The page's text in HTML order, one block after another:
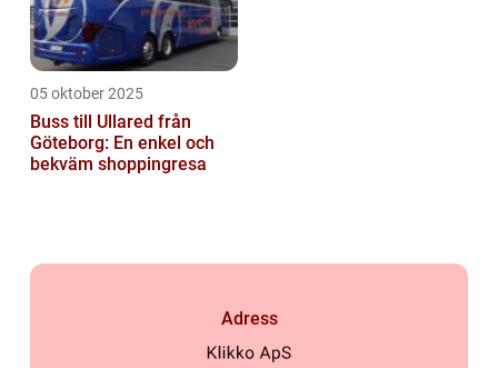
05 oktober 2025
Buss till Ullared från
Göteborg: En enkel och
bekväm shoppingresa
Adress